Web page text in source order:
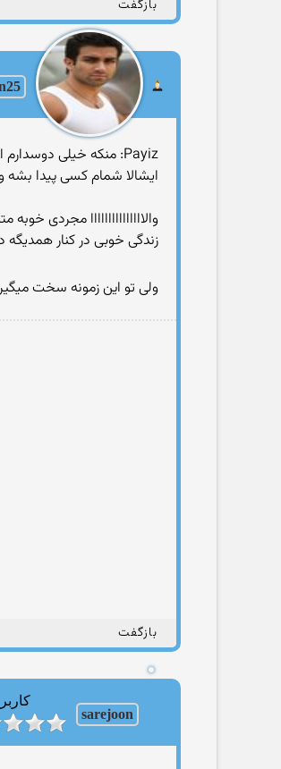
بازگفت
Payiz: منکه خیلی دوسدارم ازدواج کنم.تاحالادوس پسرم نداشتم ولی پسرا اصلاقصدازدواج ندارن دوسدارم ازتنهایی دربیام دیگ خسته شدم
ایشالا شمام کسی پیدا
والااااااااااااااا
زندگی خوبی در کنار
ولی تو این زمونه سخت
بازگفت
sarejoon
کاربر